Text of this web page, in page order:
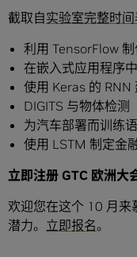
截取自实验室完整时间
利用 TensorFlow
在嵌入式应用程序
使用 Keras 的 RNN
DIGITS 与物体检测
为汽车部署而训练
使用 LSTM 制定金
立即注册 GTC 欧洲大
欢迎您在这个 10 月来
潜力。 立即报名。